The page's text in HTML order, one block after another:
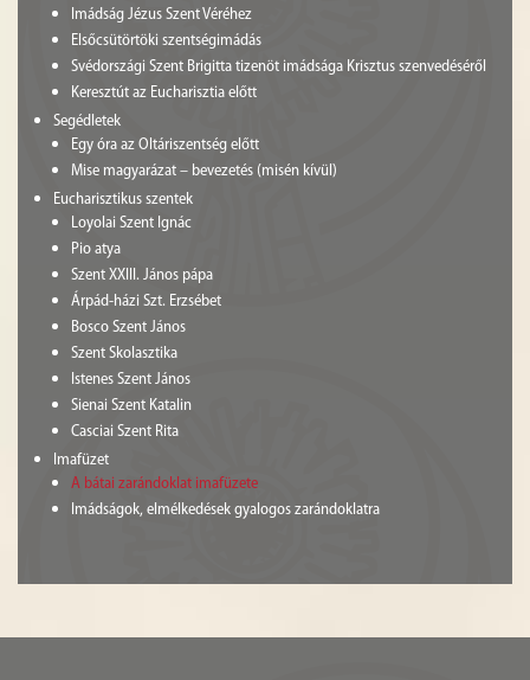
Imádság Jézus Szent Véréhez
Elsőcsütörtöki szentségimádás
Svédországi Szent Brigitta tizenöt imádsága Krisztus szenvedéséről
Keresztút az Eucharisztia előtt
Segédletek
Egy óra az Oltáriszentség előtt
Mise magyarázat – bevezetés (misén kívül)
Eucharisztikus szentek
Loyolai Szent Ignác
Pio atya
Szent XXIII. János pápa
Árpád-házi Szt. Erzsébet
Bosco Szent János
Szent Skolasztika
Istenes Szent János
Sienai Szent Katalin
Casciai Szent Rita
Imafüzet
A bátai zarándoklat imafüzete
Imádságok, elmélkedések gyalogos zarándoklatra